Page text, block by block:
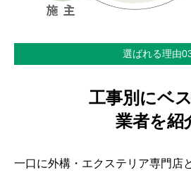
選ばれる理由
工事別にベ
業者を紹
一口に外構・エクステリア専門店